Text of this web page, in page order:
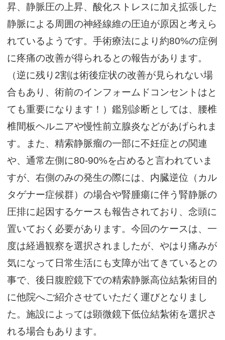
昇、静脈圧の上昇、酸化ストレスに加え拡張した
静脈による周囲の神経線維の圧迫が原因と考えら
れているようです。手術療法により約80%の症例
に疼痛の改善が得られるとの報告があります。
（逆に残り2割は術後症状の改善が見られない場
合もあり、術前のインフォームドコンセントはと
ても重要になります！）鑑別診断としては、腰椎
椎間板ヘルニアや慢性前立腺炎などがあげられま
す。また、精索静脈瘤の一部に不妊症との関連
や、通常左側に80-90%を占めると言われていま
すが、右側のみの発生の際には、内臓逆位（カル
タゲナー症候群）の場合や腎腫瘍に伴う腎静脈の
圧排に起因するケースも報告されており、念頭に
置いておく必要があります。今回のケースは、一
度は経過観察を選択されましたが、やはり痛みが
気になって日常生活にも支障が出てきているとの
事で、後日腹腔鏡下での精索静脈高位結紮術目的
に他院へご紹介させていただく運びとなりまし
た。施設によっては顕微鏡下低位結紮術を選択さ
れる場合もあります。